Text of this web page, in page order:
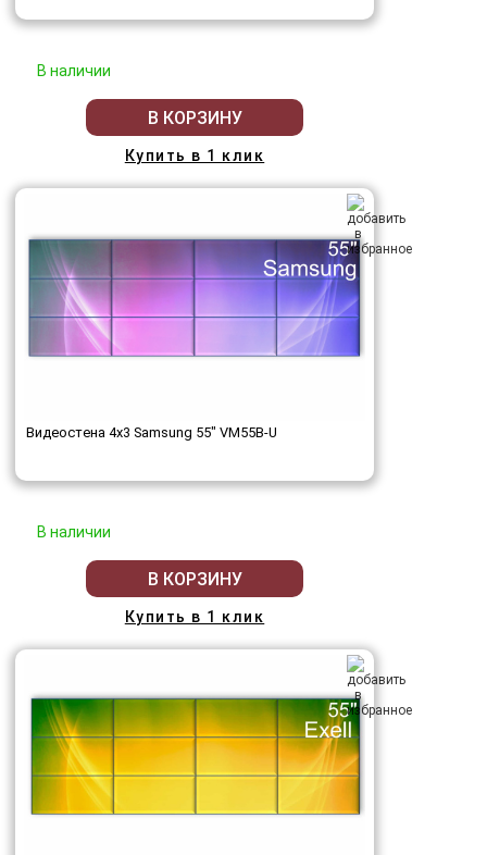
В наличии
В КОРЗИНУ
Купить в 1 клик
Видеостена 4x3 Samsung 55" VM55B-U
В наличии
В КОРЗИНУ
Купить в 1 клик